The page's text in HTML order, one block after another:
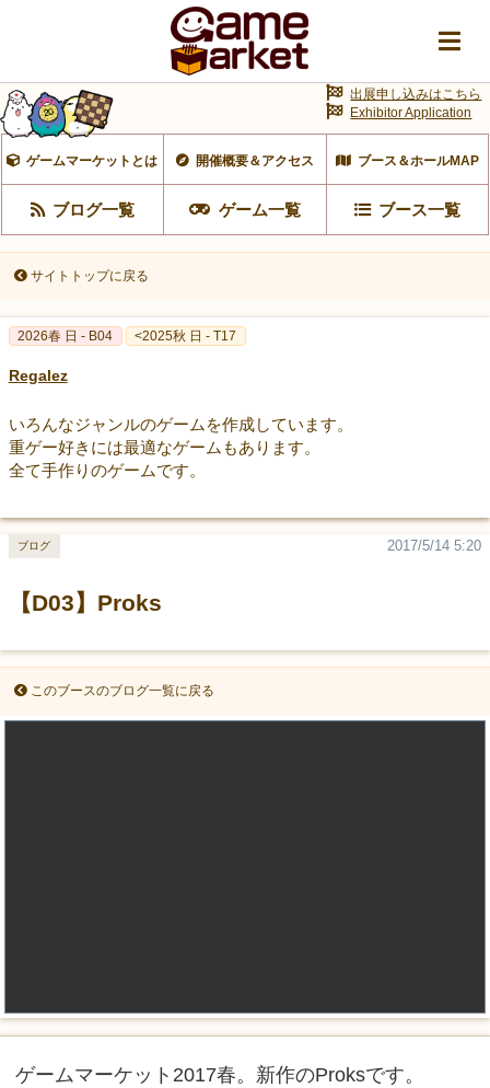
ゲームマーケットとは 開催概要＆アクセス ブース＆ホールMAP
ブログ一覧 ゲーム一覧 ブース一覧
出展申し込みはこちら
Exhibitor Application
サイトトップに戻る
2026春 日 - B04 <2025秋 日 - T17
Regalez
いろんなジャンルのゲームを作成しています。
重ゲー好きには最適なゲームもあります。
全て手作りのゲームです。
【D03】Proks
2017/5/14 5:20
ブログ
このブースのブログ一覧に戻る
ゲームマーケット2017春。新作のProksです。